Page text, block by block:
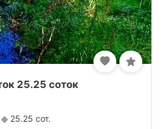
25.25 соток
25.25 сот.